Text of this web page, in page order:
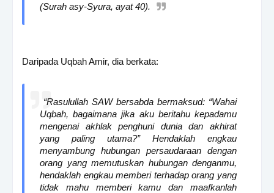
(Surah asy-Syura, ayat 40).
Daripada Uqbah Amir, dia berkata:
“Rasulullah SAW bersabda bermaksud: “Wahai
Uqbah, bagaimana jika aku beritahu kepadamu
mengenai akhlak penghuni dunia dan akhirat
yang paling utama?” Hendaklah engkau
menyambung hubungan persaudaraan dengan
orang yang memutuskan hubungan denganmu,
hendaklah engkau memberi terhadap orang yang
tidak mahu memberi kamu dan maafkanlah